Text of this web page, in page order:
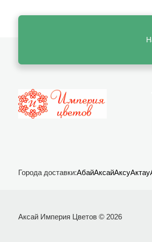
Города доставки:АбайАксайАксуАктау
Аксай Империя Цветов © 2026